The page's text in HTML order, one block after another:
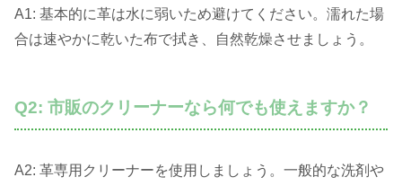
A1: 基本的に革は水に弱いため避けてください。濡れた場
合は速やかに乾いた布で拭き、自然乾燥させましょう。
Q2: 市販のクリーナーなら何でも使えますか？
A2: 革専用クリーナーを使用しましょう。一般的な洗剤や